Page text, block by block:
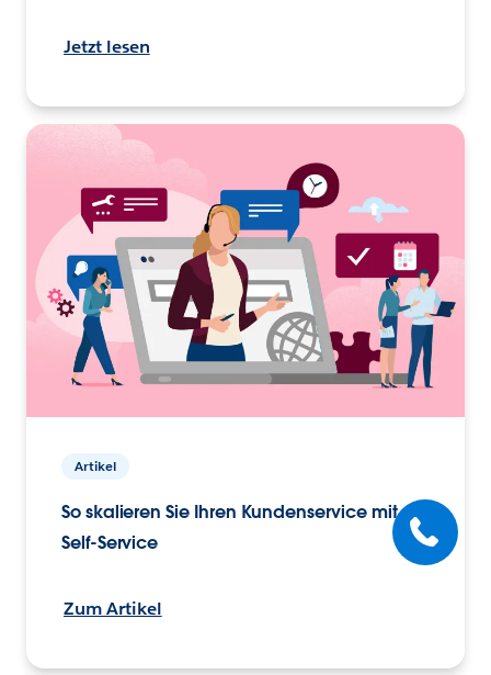
Jetzt lesen
Artikel
So skalieren Sie Ihren Kundenservice mit
Self-Service
Zum Artikel